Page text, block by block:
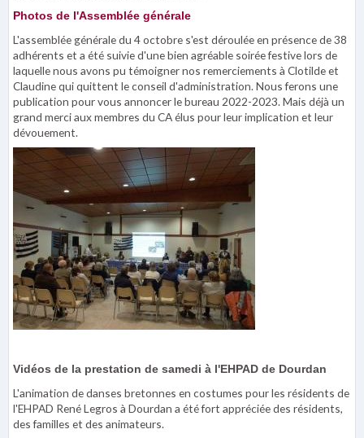
Photos de l'Assemblée générale
L'assemblée générale du 4 octobre s'est déroulée en présence de 38
adhérents et a été suivie d'une bien agréable soirée festive lors de
laquelle nous avons pu témoigner nos remerciements à Clotilde et
Claudine qui quittent le conseil d'administration. Nous ferons une
publication pour vous annoncer le bureau 2022-2023. Mais déjà un
grand merci aux membres du CA élus pour leur implication et leur
dévouement.
Vidéos de la prestation de samedi à l'EHPAD de Dourdan
L'animation de danses bretonnes en costumes pour les résidents de
l'EHPAD René Legros à Dourdan a été fort appréciée des résidents,
des familles et des animateurs.